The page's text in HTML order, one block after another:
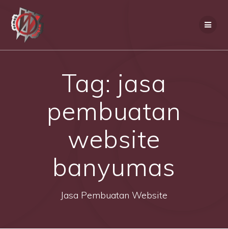
Tag: jasa
pembuatan
website
banyumas
Jasa Pembuatan Website